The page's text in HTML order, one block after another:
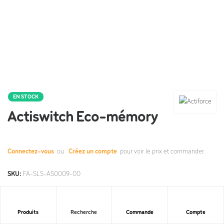
EN STOCK
Actiswitch Eco-mémory
Connectez-vous ou Créez un compte pour voir le prix et commander.
SKU: FA-SLS-AS0009-00
Produits Recherche Commande Compte